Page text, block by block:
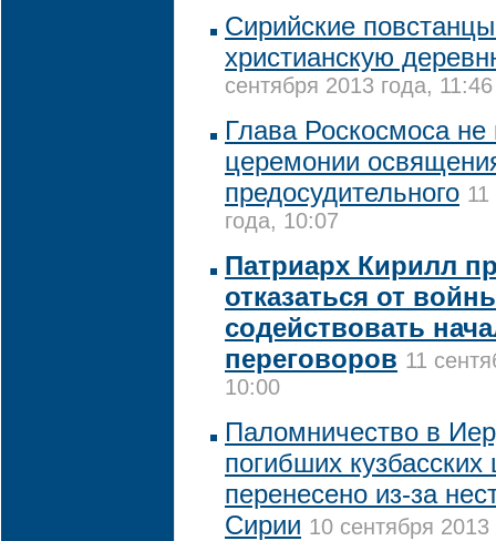
Сирийские
христианскую
сентября 2013 года, 11:46
Глава Роскосмоса не
церемонии
предосудительного
года, 10:07
Патриарх Кирилл
отказаться от
содействовать
переговоров 11
10:00
Паломничество в
погибших
перенесено из-за
Сирии 10 сентября